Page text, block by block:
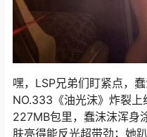
嘿，LSP兄弟们盯紧点，
NO.333《油光沫》炸裂
227MB包里，蠢沫沫浑身
肤亮得能反光超带劲；她